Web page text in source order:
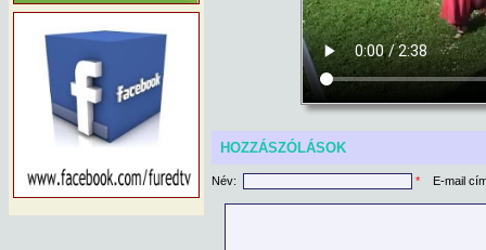
HOZZÁSZÓLÁSOK
Név: * E-mail